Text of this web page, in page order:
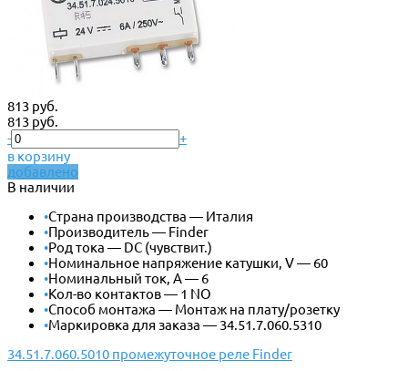
813 руб.
813 руб.
-
+
в корзину
добавлено
В наличии
•Страна производства — Италия
•Производитель — Finder
•Род тока — DC (чувствит.)
•Номинальное напряжение катушки, V — 60
•Номинальный ток, А — 6
•Кол-во контактов — 1 NO
•Способ монтажа — Монтаж на плату/розетку
•Маркировка для заказа — 34.51.7.060.5310
34.51.7.060.5010 промежуточное реле Finder